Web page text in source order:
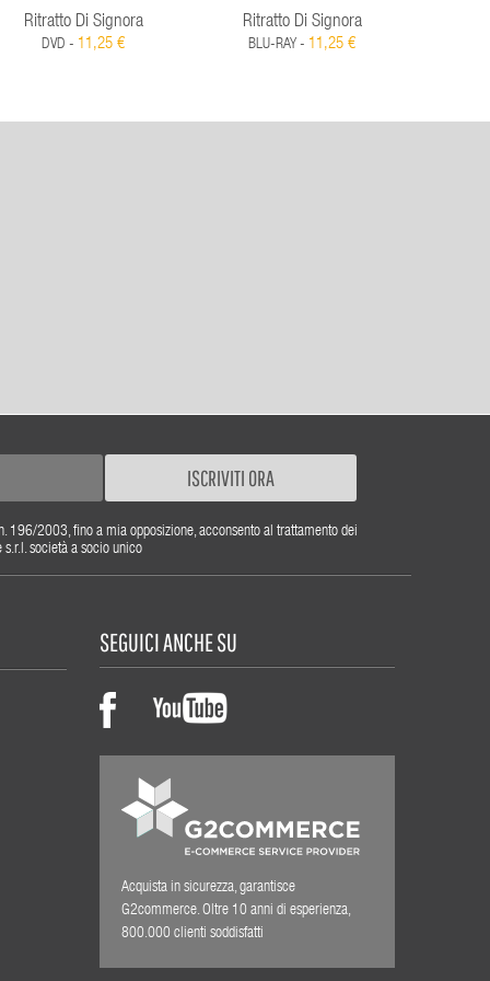
Ritratto Di Signora
DVD - 11,25 €
Ritratto Di Signora
BLU-RAY - 11,25 €
ISCRIVITI ORA
196/2003, fino a mia opposizione, acconsento al trattamento dei
società a socio unico
SEGUICI ANCHE SU
Acquista in sicurezza, garantisce
G2commerce. Oltre 10 anni di esperienza,
800.000 clienti soddisfatti